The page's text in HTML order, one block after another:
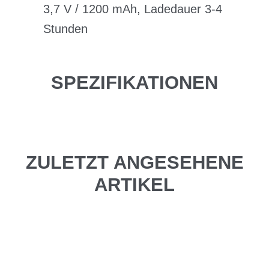
3,7 V / 1200 mAh, Ladedauer 3-4
Stunden
SPEZIFIKATIONEN
ZULETZT ANGESEHENE
ARTIKEL